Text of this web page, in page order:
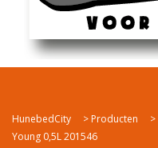
HunebedCity > Producten >
Young 0,5L 201546